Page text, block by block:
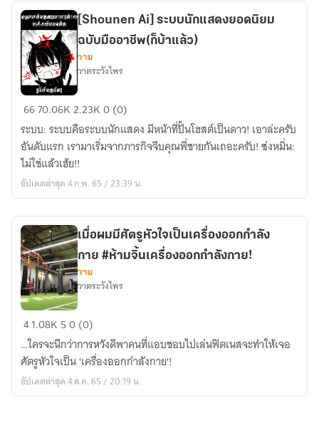
แฝด
ตัว
ร้าย
#อย่า
จิ้น
โล่
ดิน
[Shounen
ระบบ
นัก
แสดง
ยอด
ฉบับ
มือ
อาชีพ(ก็
บ้า
แล้ว)
[Shounen Ai] ระบบนักแสดงยอดนิยม
ฉบับมืออาชีพ(ก็บ้าแล้ว)
วาย
วาตระวังไพร
6670.06K2.23K0 (0)
ระบบ: ระบบคือระบบนักแสดง มีหน้าที่ปั้นโฮสต์เป็นดาว! เอาล่ะครับ
อันดับแรก เรามาเริ่มจากภารกิจจีบคุณพี่ชายกันเถอะครับ! ซ่งหมิ่น:
ไม่ใช่แล้วเฮ้ย!!
อัปเดตล่าสุด 4 ก.พ. 65 / 23:39 น.
เมื่อ
ผม
มี
ศัตรู
หัวใจ
เมื่อผมมีศัตรูหัวใจเป็นเครื่องออกกำลัง
กาย #ห้ามจิ้นเครื่องออกกำลังกาย!
วาย
วาตระวังไพร
41.08K 50 (0)
…ใครจะนึกว่าการหวังดีพาคนที่แอบชอบไปเล่นฟิตเนสจะทำให้เจอ
ศัตรูหัวใจเป็น 'เครื่องออกกำลังกาย'!
อัปเดตล่าสุด 4 ส.ค. 65 / 20:19 น.